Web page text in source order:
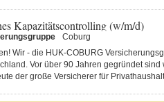
Kapazitätscontrolling (w/m/d)
Coburg
Wir - die HUK-COBURG
Vor über 90 Jahren gegründet sind
der große Versicherer für